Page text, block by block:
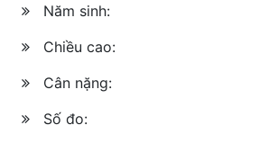
Năm sinh:
Chiều cao:
Cân nặng:
Số đo: